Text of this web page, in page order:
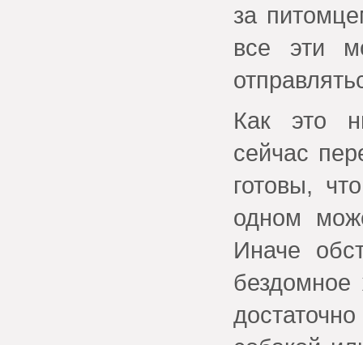
за
все эти
Как это
сейчас
готовы,
одном
Иначе